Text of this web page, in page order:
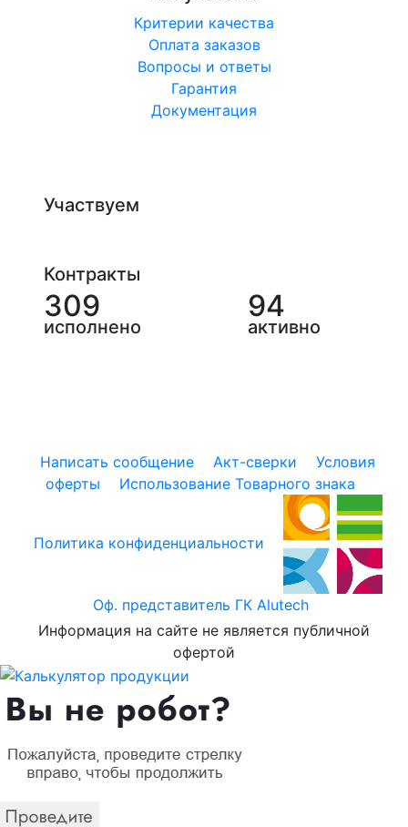
Критерии качества
Оплата заказов
Вопросы и ответы
Гарантия
Документация
Участвуем
Контракты
309
исполнено
94
активно
Написать сообщение Акт-сверки
Условия
оферты
Использование Товарного знака
Политика конфиденциальности
Оф. представитель ГК Alutech
Информация на сайте не является публичной
офертой